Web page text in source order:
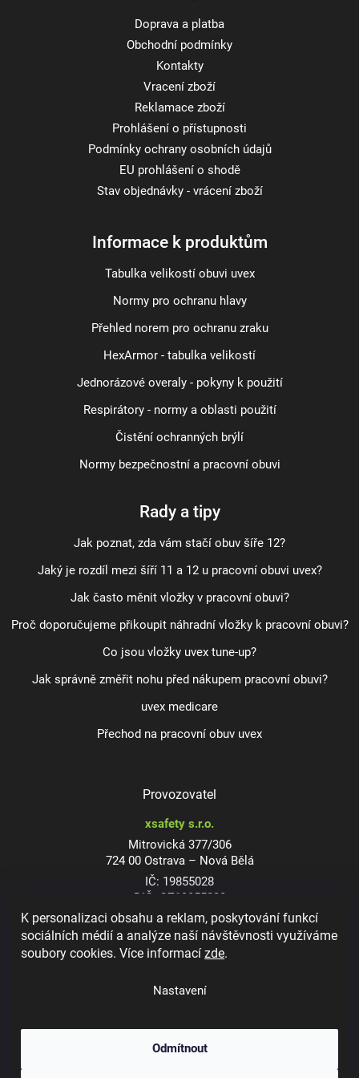
K personalizaci obsahu a reklam, poskytování funkcí
sociálních médií a analýze naší návštěvnosti využíváme
soubory cookies. Více informacízde.
Nastavení
Odmítnout
Doprava a platba
Obchodní podmínky
Kontakty
Vracení zboží
Reklamace zboží
Prohlášení o přístupnosti
Podmínky ochrany osobních údajů
EU prohlášení o shodě
Stav objednávky - vrácení zboží
Informace k produktům
Tabulka velikostí obuvi uvex
Normy pro ochranu hlavy
Přehled norem pro ochranu zraku
HexArmor - tabulka velikostí
Jednorázové overaly - pokyny k použití
Respirátory - normy a oblasti použití
Čistění ochranných brýlí
Normy bezpečnostní a pracovní obuvi
Rady a tipy
Jak poznat, zda vám stačí obuv šíře 12?
Jaký je rozdíl mezi šíří 11 a 12 u pracovní obuvi uvex?
Jak často měnit vložky v pracovní obuvi?
Proč doporučujeme přikoupit náhradní vložky k pracovní obuvi?
Co jsou vložky uvex tune-up?
Jak správně změřit nohu před nákupem pracovní obuvi?
uvex medicare
Přechod na pracovní obuv uvex
Provozovatel
xsafety s.r.o.
Mitrovická 377/306
724 00 Ostrava – Nová Bělá
IČ: 19855028
DIČ: CZ19855028
Dioptrické ochranné brýle